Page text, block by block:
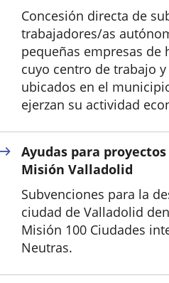
Concesión directa de
trabajadores/as
pequeñas empresas de
cuyo centro de trabajo
ubicados en el
ejerzan su actividad
Inicio
Ayudas para
Misión Valladolid
Subvenciones para la
ciudad de Valladolid
Misión 100 Ciudades
Neutras.